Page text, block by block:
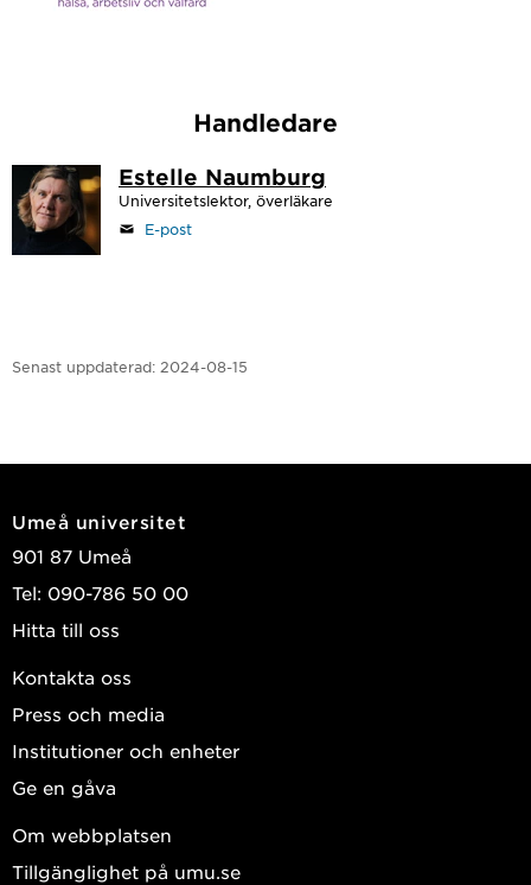
Handledare
Estelle Naumburg
Universitetslektor, överläkare
E-post
Senast uppdaterad: 2024-08-15
Umeå universitet
901 87 Umeå
Tel: 090-786 50 00
Hitta till oss
Kontakta oss
Press och media
Institutioner och enheter
Ge en gåva
Om webbplatsen
Tillgänglighet på umu.se